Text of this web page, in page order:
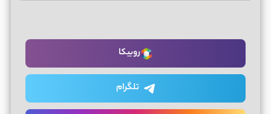
روبیکا
تلگرام